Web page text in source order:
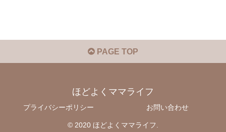
PAGE TOP
ほどよくママライフ
プライバシーポリシー お問い合わせ
© 2020 ほどよくママライフ.